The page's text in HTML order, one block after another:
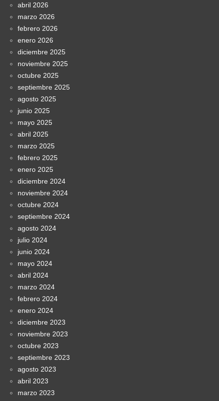
abril 2026
marzo 2026
febrero 2026
enero 2026
diciembre 2025
noviembre 2025
octubre 2025
septiembre 2025
agosto 2025
junio 2025
mayo 2025
abril 2025
marzo 2025
febrero 2025
enero 2025
diciembre 2024
noviembre 2024
octubre 2024
septiembre 2024
agosto 2024
julio 2024
junio 2024
mayo 2024
abril 2024
marzo 2024
febrero 2024
enero 2024
diciembre 2023
noviembre 2023
octubre 2023
septiembre 2023
agosto 2023
abril 2023
marzo 2023